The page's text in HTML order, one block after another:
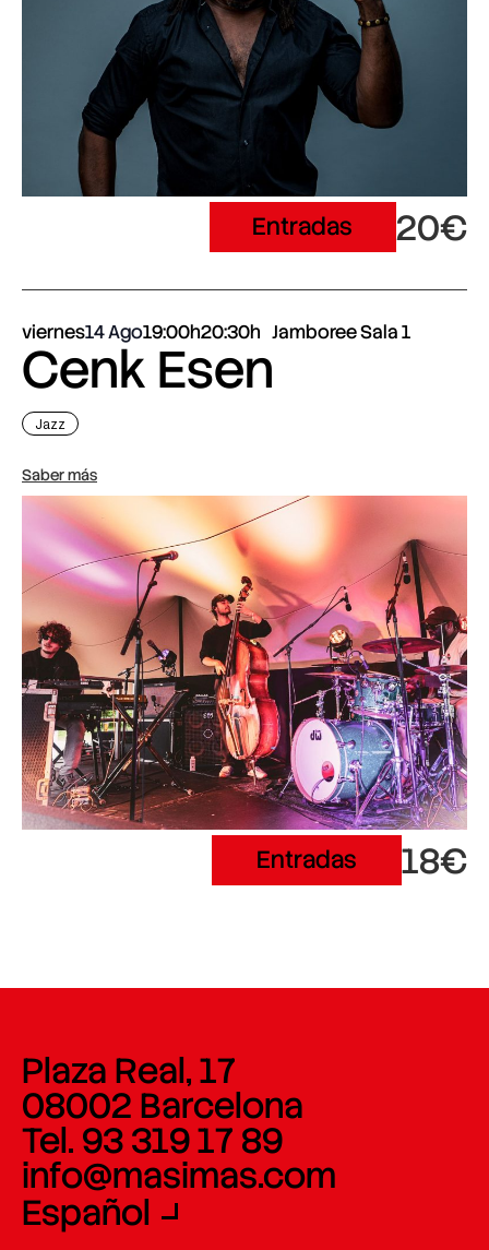
Entradas 20€
viernes14 Ago19:00h20:30h Jamboree Sala 1
Cenk Esen
Jazz
Saber más
Entradas 18€
Plaza Real, 17
08002 Barcelona
Tel. 93 319 17 89
info@masimas.com
Español